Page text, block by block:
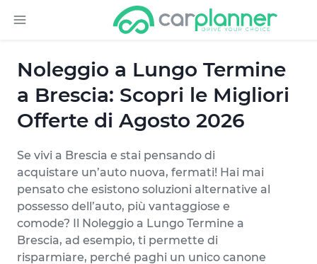
Noleggio a Lungo Termine
a Brescia: Scopri le Migliori
Offerte di Agosto 2026
Se vivi a Brescia e stai pensando di
acquistare un’auto nuova, fermati! Hai mai
pensato che esistono soluzioni alternative al
possesso dell’auto, più vantaggiose e
comode? Il Noleggio a Lungo Termine a
Brescia, ad esempio, ti permette di
risparmiare, perché paghi un unico canone